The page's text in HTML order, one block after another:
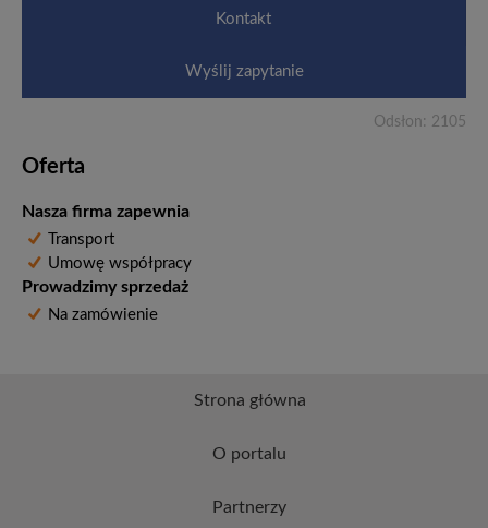
Kontakt
Wyślij zapytanie
Odsłon: 2105
Oferta
Nasza firma zapewnia
Transport
Umowę współpracy
Prowadzimy sprzedaż
Na zamówienie
Strona główna
O portalu
Partnerzy